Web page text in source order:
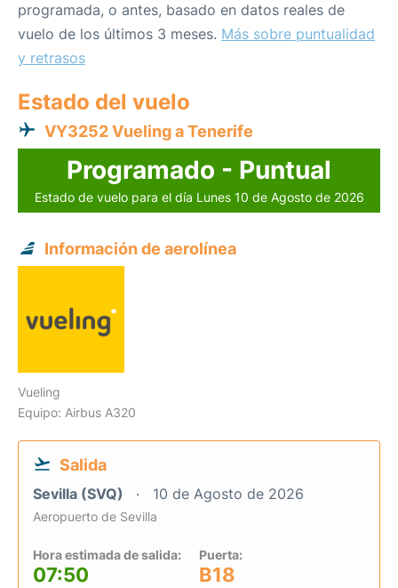
programada, o antes, basado en datos reales de
vuelo de los últimos 3 meses. Más sobre puntualidad
y retrasos
Estado del vuelo
VY3252 Vueling a Tenerife
Programado - Puntual
Estado de vuelo para el día Lunes 10 de Agosto de 2026
Información de aerolínea
Vueling
Equipo: Airbus A320
Salida
Sevilla (SVQ) 10 de Agosto de 2026
Aeropuerto de Sevilla
Hora estimada de salida:
07:50
Puerta:
B18